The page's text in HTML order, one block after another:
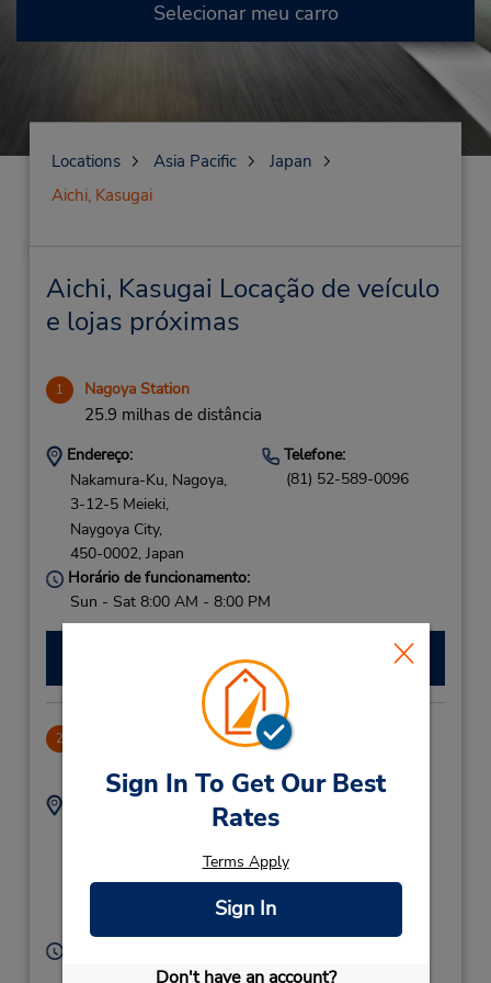
Sign In To Get Our Best
Rates
Terms Apply
Sign In
Don't have an account?
Selecionar meu carro
Locations Asia Pacific
Japan
Aichi, Kasugai
Aichi, Kasugai Locação de veículo
e lojas próximas
1 Nagoya Station
25.9 milhas de distância
Endereço:
Nakamura-Ku, Nagoya,
3-12-5 Meieki,
Naygoya City,
450-0002, Japan
Telefone:
(81) 52-589-0096
Horário de funcionamento:
Sun - Sat 8:00 AM - 8:00 PM
Fazer uma reserva
2 Nagoya Shinkansen
Endereço:
4530015,
Sun - Sat 8:00 AM - 8:00 PM